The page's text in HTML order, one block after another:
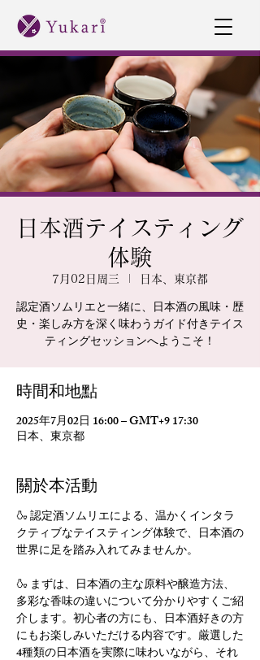
日本酒テイスティング
体験
7月02日周三 日本、東京都
認定酒ソムリエと一緒に、日本酒の風味・歴
史・楽しみ方を深く味わうガイド付きテイス
ティングセッションへようこそ！
時間和地點
2025年7月02日 16:00 – GMT+9 17:30
日本、東京都
關於本活動
🍶 認定酒ソムリエによる、温かくインタラ
クティブなテイスティング体験で、日本酒の
世界に足を踏み入れてみませんか。
🍶 まずは、日本酒の主な原料や醸造方法、
多彩な香味の違いについて分かりやすくご紹
介します。初心者の方にも、日本酒好きの方
にもお楽しみいただける内容です。厳選した
4種類の日本酒を実際に味わいながら、それ